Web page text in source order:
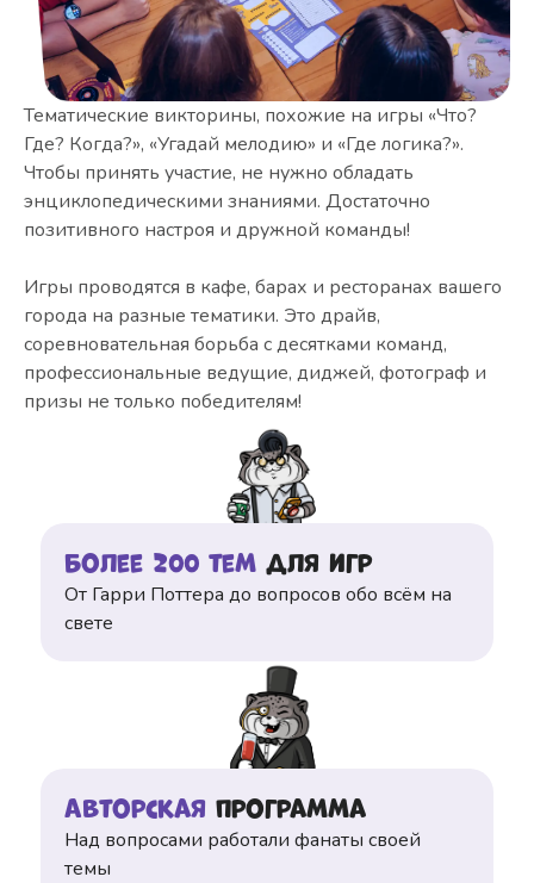
Тематические викторины, похожие на игры «Что?
Где? Когда?», «Угадай мелодию» и «Где логика?».
Чтобы принять участие, не нужно обладать
энциклопедическими знаниями. Достаточно
позитивного настроя и дружной команды!
Игры проводятся в кафе, барах и ресторанах вашего
города на разные тематики. Это драйв,
соревновательная борьба с десятками команд,
профессиональные ведущие, диджей, фотограф и
призы не только победителям!
Более 200 тем для игр
От Гарри Поттера до вопросов обо всём на
свете
Авторская программа
Над вопросами работали фанаты своей
темы